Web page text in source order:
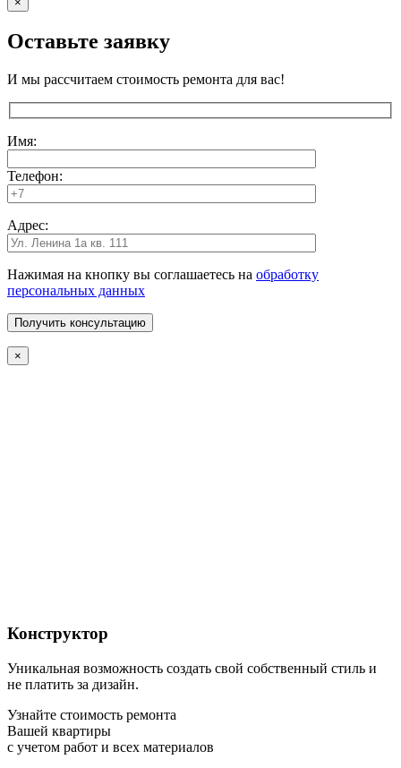
Оставьте заявку
И мы рассчитаем стоимость ремонта для вас!
Имя:
Телефон:
Адрес:
Нажимая на кнопку вы соглашаетесь на обработку
персональных данных
×
Конструктор
Уникальная возможность создать свой собственный стиль и
не платить за дизайн.
Узнайте стоимость ремонта
Вашей квартиры
с учетом работ и всех материалов